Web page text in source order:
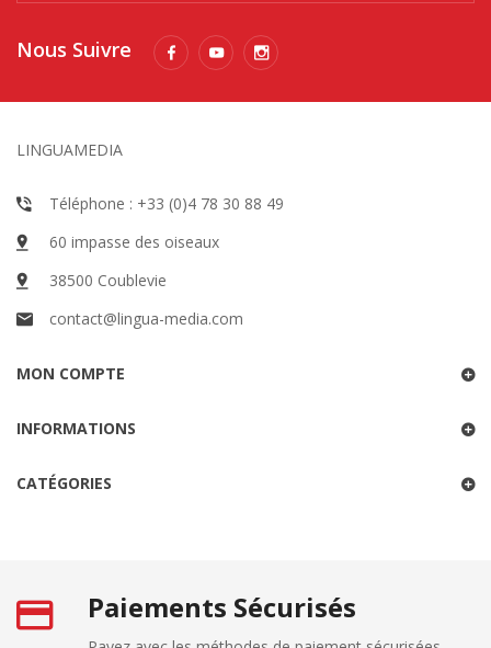
Nous Suivre
LINGUAMEDIA
Téléphone : +33 (0)4 78 30 88 49
60 impasse des oiseaux
38500 Coublevie
contact@lingua-media.com
MON COMPTE
INFORMATIONS
CATÉGORIES
Paiements Sécurisés